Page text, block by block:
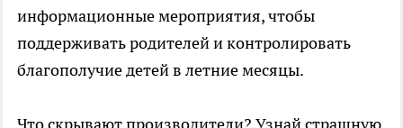
информационные мероприятия, чтобы
поддерживать родителей и контролировать
благополучие детей в летние месяцы.
Что скрывают производители? Узнай страшную